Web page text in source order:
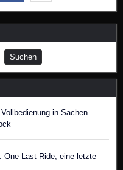
in Sachen
One Last Ride, eine letzte